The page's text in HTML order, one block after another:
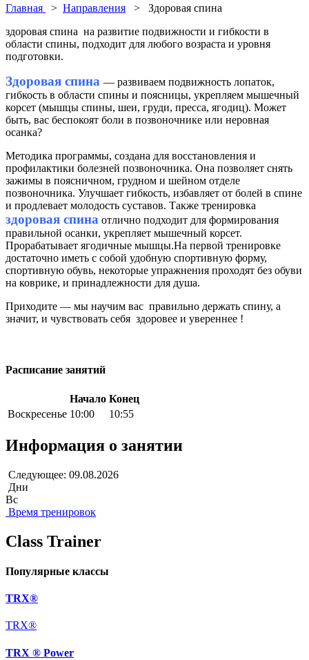
Главная > Направления > Здоровая спина
здоровая спина на развитие подвижности и гибкости в
области спины, подходит для любого возраста и уровня
подготовки.
Здоровая спина — развиваем подвижность лопаток,
гибкость в области спины и поясницы, укрепляем мышечный
корсет (мышцы спины, шеи, груди, пресса, ягодиц). Может
быть, вас беспокоят боли в позвоночнике или неровная
осанка?
Методика программы, создана для восстановления и
профилактики болезней позвоночника. Она позволяет снять
зажимы в поясничном, грудном и шейном отделе
позвоночника. Улучшает гибкость, избавляет от болей в спине
и продлевает молодость суставов. Также тренировка
здоровая спина отлично подходит для формирования
правильной осанки, укрепляет мышечный корсет.
Прорабатывает ягодичные мышцы.На первой тренировке
достаточно иметь с собой удобную спортивную форму,
спортивную обувь, некоторые упражнения проходят без обуви
на коврике, и принадлежности для душа.
Приходите — мы научим вас правильно держать спину, а
значит, и чувствовать себя здоровее и увереннее !
Расписание занятий
Начало Конец
Воскресенье 10:00 10:55
Информация о занятии
Следующее: 09.08.2026
Дни
Вс
Время тренировок
Class Trainer
Популярные классы
TRX®
TRX®
TRX ® Power